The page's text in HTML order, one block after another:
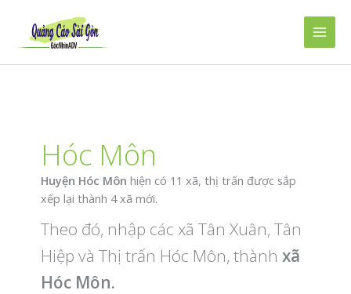
dung
Main
Hóc Môn
Huyện Hóc Môn hiện có 11 xã, thị trấn được sắp
xếp lại thành 4 xã mới.
Theo đó, nhập các xã Tân Xuân, Tân
Hiệp và Thị trấn Hóc Môn, thành xã
Hóc Môn.